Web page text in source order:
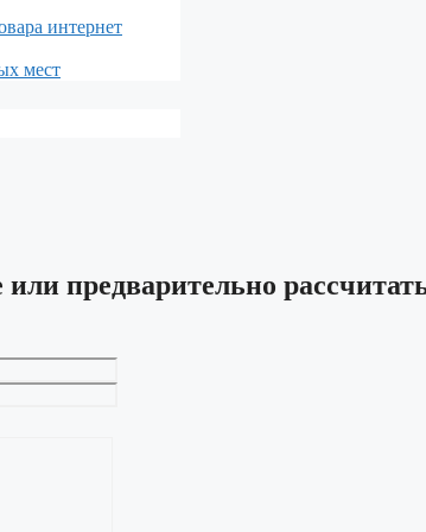
интернет
мест
или предварительно